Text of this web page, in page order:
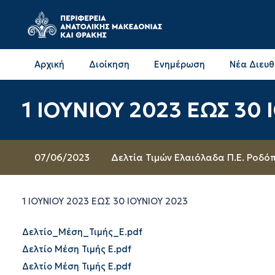
Αρχική Διοίκηση Ενημέρωση Νέα
1 ΙΟΥΝΙΟΥ 2023 ΕΩΣ 30
07/06/2023 Δελτία Τιμών Ελαιόλαδα Π.Ε.
1 ΙΟΥΝΙΟΥ 2023 ΕΩΣ 30 ΙΟΥΝΙΟΥ 2023
Δελτίο_Μέση_Τιμής_Ε.pdf
Δελτίο Μέση Τιμής Ε.pdf
Δελτίο Μέση Τιμής Ε.pdf